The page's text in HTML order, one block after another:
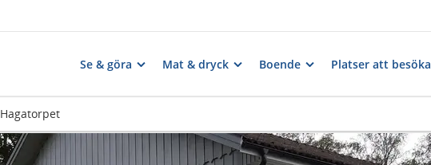
Se & göra Mat & dryck Boende Platser att besöka
Hagatorpet